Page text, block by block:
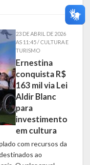
23 DE ABRIL DE 2026
AS 11:45 / CULTURA E
TURISMO
Ernestina
conquista R$
163 mil via Lei
Aldir Blanc
para
investimento
em cultura
com recursos da
ao